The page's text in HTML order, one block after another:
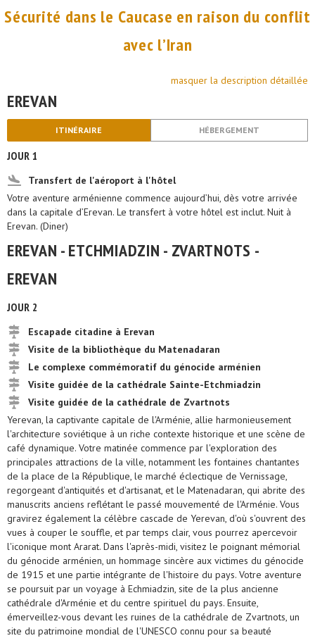
Sécurité dans le Caucase en raison du conflit
avec l’Iran
masquer la description détaillée
EREVAN
ITINÉRAIRE HÉBERGEMENT
JOUR 1
Transfert de l'aéroport à l'hôtel
Votre aventure arménienne commence aujourd’hui, dès votre arrivée
dans la capitale d’Erevan. Le transfert à votre hôtel est inclut. Nuit à
Erevan. (Diner)
EREVAN - ETCHMIADZIN - ZVARTNOTS -
EREVAN
JOUR 2
Escapade citadine à Erevan
Visite de la bibliothèque du Matenadaran
Le complexe commémoratif du génocide arménien
Visite guidée de la cathédrale Sainte-Etchmiadzin
Visite guidée de la cathédrale de Zvartnots
Yerevan, la captivante capitale de l'Arménie, allie harmonieusement
l'architecture soviétique à un riche contexte historique et une scène de
café dynamique. Votre matinée commence par l'exploration des
principales attractions de la ville, notamment les fontaines chantantes
de la place de la République, le marché éclectique de Vernissage,
regorgeant d'antiquités et d'artisanat, et le Matenadaran, qui abrite des
manuscrits anciens reflétant le passé mouvementé de l'Arménie. Vous
gravirez également la célèbre cascade de Yerevan, d'où s'ouvrent des
vues à couper le souffle, et par temps clair, vous pourrez apercevoir
l'iconique mont Ararat. Dans l'après-midi, visitez le poignant mémorial
du génocide arménien, un hommage sincère aux victimes du génocide
de 1915 et une partie intégrante de l'histoire du pays. Votre aventure
se poursuit par un voyage à Echmiadzin, site de la plus ancienne
cathédrale d'Arménie et du centre spirituel du pays. Ensuite,
émerveillez-vous devant les ruines de la cathédrale de Zvartnots, un
site du patrimoine mondial de l'UNESCO connu pour sa beauté